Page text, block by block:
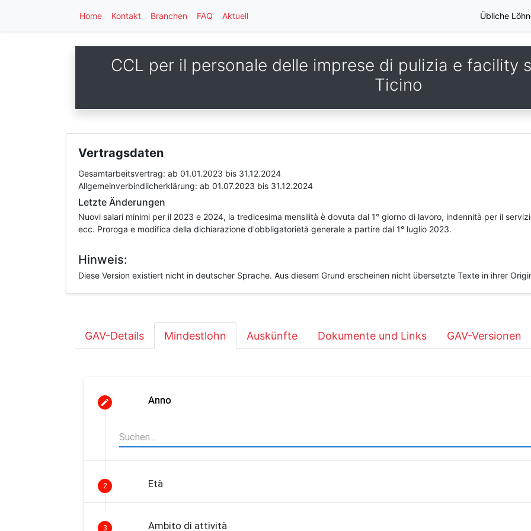
Home Kontakt Branchen FAQ Aktuell Übliche
CCL per il personale delle imprese di pulizia e facility
Ticino
Vertragsdaten
Gesamtarbeitsvertrag: ab 01.01.2023 bis 31.12.2024
Allgemeinverbindlicherklärung: ab 01.07.2023 bis 31.12.2024
Letzte Änderungen
Nuovi salari minimi per il 2023 e 2024, la tredicesima mensilità è dovuta dal 1° giorno di lavoro, indennità per il
ecc. Proroga e modifica della dichiarazione d'obbligatorietà generale a partire dal 1° luglio 2023.
Hinweis:
Diese Version existiert nicht in deutscher Sprache. Aus diesem Grund erscheinen nicht übersetzte Texte in ihrer
GAV-Details Mindestlohn Auskünfte Dokumente und Links GAV-Versionen
Anno
2 Età
3 Ambito di attività